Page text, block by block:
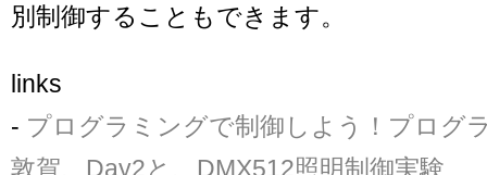
別制御することもできます。
links
- プログラミングで制御しよう！プログ
敦賀、Day2と、DMX512照明制御実験